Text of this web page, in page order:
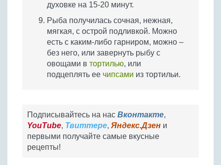
духовке на 15-20 минут.
Рыба получилась сочная, нежная,
мягкая, с острой подливкой. Можно
есть с каким-либо гарниром, можно –
без него, или завернуть рыбу с
овощами в тортилью, или
подцеплять ее чипсами из тортильи.
Подписывайтесь на нас Вконтакте,
YouTube, Твиттере, Яндекс.Дзен и
первыми получайте самые вкусные
рецепты!